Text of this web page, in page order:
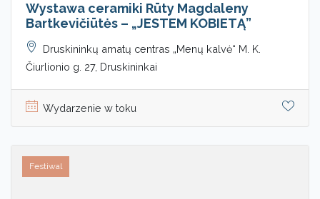
Wystawa ceramiki Rūty Magdaleny
Bartkevičiūtės – „JESTEM KOBIETĄ”
Druskininkų amatų centras „Menų kalvė“ M. K.
Čiurlionio g. 27, Druskininkai
Wydarzenie w toku
Festiwal